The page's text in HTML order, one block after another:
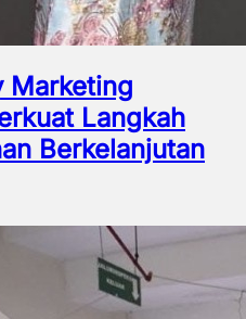
Marketing
Langkah
Berkelanjutan